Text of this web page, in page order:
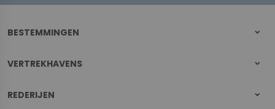
BESTEMMINGEN
VERTREKHAVENS
REDERIJEN